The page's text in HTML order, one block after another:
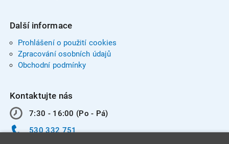
Další informace
Prohlášení o použití cookies
Zpracování osobních údajů
Obchodní podmínky
Kontaktujte nás
7:30 - 16:00 (Po - Pá)
530 332 751